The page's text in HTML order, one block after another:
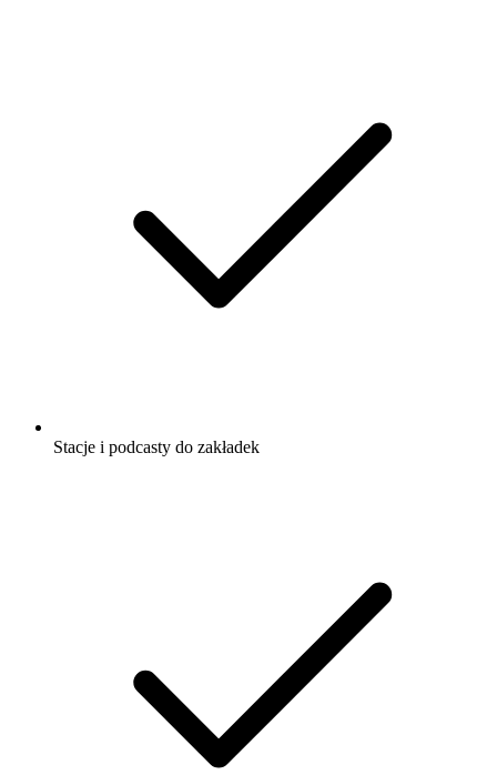
Stacje i podcasty do zakładek